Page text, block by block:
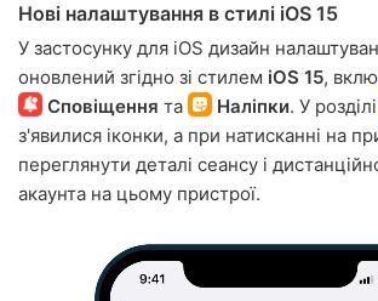
Нові налаштування в стилі iOS 15
У застосунку для iOS дизайн
оновлений згідно зі стилем iOS 15,
Сповіщення та Наліпки. У розділі
з'явилися іконки, а при натисканні на
переглянути деталі сеансу і
акаунта на цьому пристрої.